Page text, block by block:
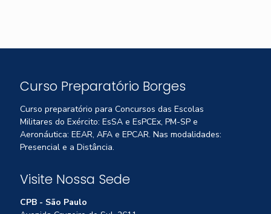
Curso Preparatório Borges
Curso preparatório para Concursos das Escolas
Militares do Exército: EsSA e EsPCEx, PM-SP e
Aeronáutica: EEAR, AFA e EPCAR. Nas modalidades:
Presencial e a Distância.
Visite Nossa Sede
CPB - São Paulo